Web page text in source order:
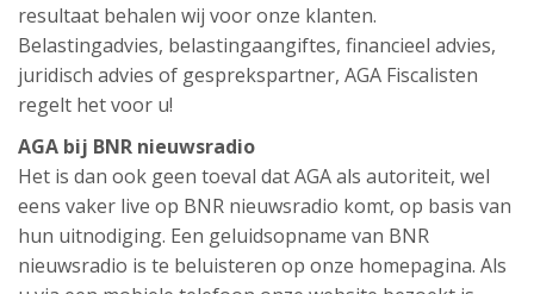
resultaat behalen wij voor onze klanten.
Belastingadvies, belastingaangiftes, financieel advies,
juridisch advies of gesprekspartner, AGA Fiscalisten
regelt het voor u!
AGA bij BNR nieuwsradio
Het is dan ook geen toeval dat AGA als autoriteit, wel
eens vaker live op BNR nieuwsradio komt, op basis van
hun uitnodiging. Een geluidsopname van BNR
nieuwsradio is te beluisteren op onze homepagina. Als